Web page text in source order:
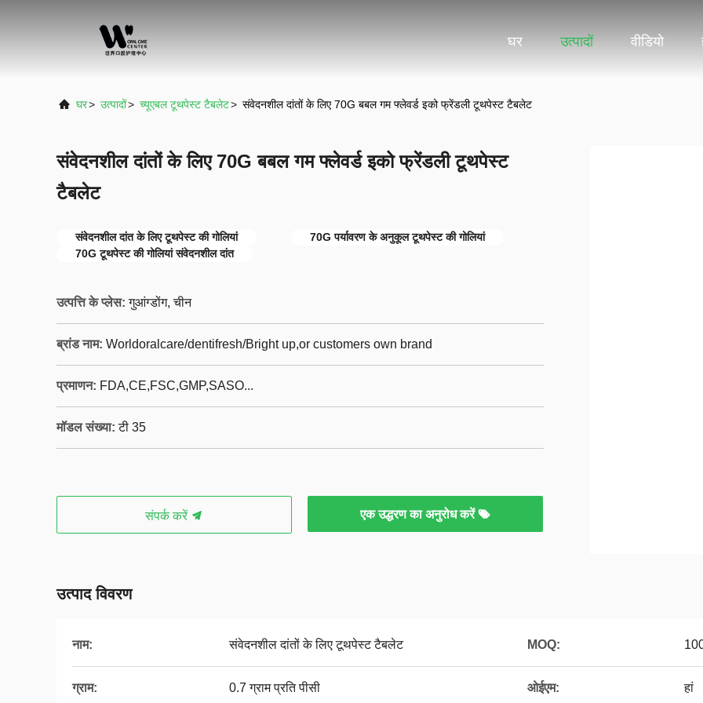
घर उत्पादों वीडियो
घर> उत्पादों> च्यूएबल टूथपेस्ट टैबलेट> संवेदनशील दांतों के लिए 70G बबल गम फ्लेवर्ड इको फ्रेंडली टूथपेस्ट टैबलेट
संवेदनशील दांतों के लिए 70G बबल गम फ्लेवर्ड इको फ्रेंडली टूथपेस्ट
टैबलेट
संवेदनशील दांत के लिए टूथपेस्ट की गोलियां
70G पर्यावरण के अनुकूल टूथपेस्ट की गोलियां
70G टूथपेस्ट की गोलियां संवेदनशील दांत
उत्पत्ति के प्लेस: गुआंग्डोंग, चीन
ब्रांड नाम: Worldoralcare/dentifresh/Bright up,or customers own brand
प्रमाणन: FDA,CE,FSC,GMP,SASO...
मॉडल संख्या: टी 35
संपर्क करें एक उद्धरण का अनुरोध करें
उत्पाद विवरण
नाम: संवेदनशील दांतों के लिए टूथपेस्ट टैबलेट MOQ:
ग्राम: 0.7 ग्राम प्रति पीसी ओईएम: हां